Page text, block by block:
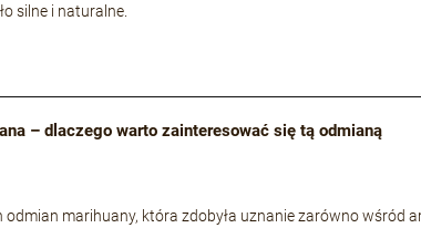
silne i naturalne.
– dlaczego warto zainteresować się tą odmianą
marihuany, która zdobyła uznanie zarówno wśród